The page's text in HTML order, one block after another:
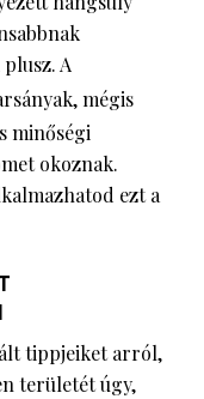
A
mégis
minőségi
okoznak.
ezt a
tippjeiket arról,
területét úgy,